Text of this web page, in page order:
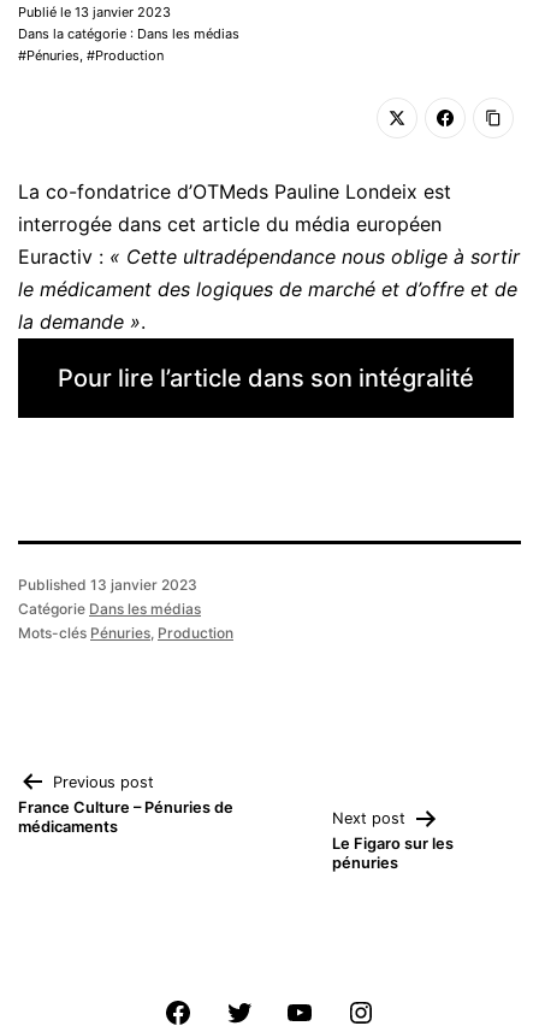
Publié le 13 janvier 2023
Dans la catégorie : Dans les médias
Pénuries
Production
La co-fondatrice d’OTMeds Pauline Londeix est
interrogée dans cet article du média européen
Euractiv : « Cette ultradépendance nous oblige à sortir
le médicament des logiques de marché et d’offre et de
la demande ».
Pour lire l’article dans son intégralité
Published 13 janvier 2023
Catégorie Dans les médias
Mots-clés Pénuries, Production
Navigation
de
Previous post
France Culture – Pénuries de
médicaments
Next post
Le Figaro sur les
pénuries
FacebookTwitter Youtube